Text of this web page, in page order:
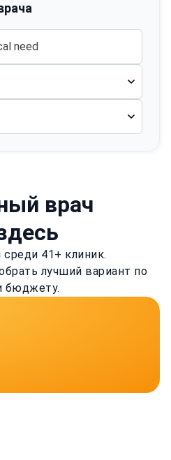
врач
41+ клиник.
лучший вариант по
бюджету.